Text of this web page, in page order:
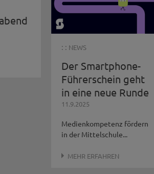
: : NEWS
Der Smartphone-
Führerschein geht
in eine neue Runde
11.9.2025
Medienkompetenz fördern
in der Mittelschule...
MEHR ERFAHREN